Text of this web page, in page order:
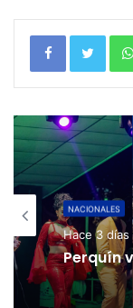
NACIONALES
Hace 3 días
Perquín